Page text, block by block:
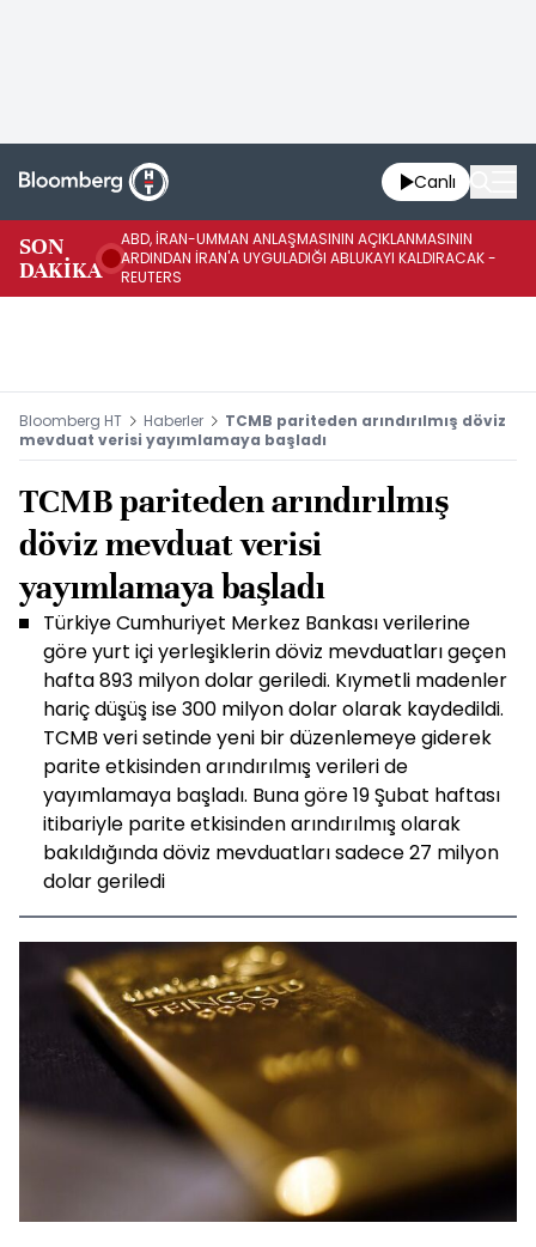
Canlı
SON
DAKİKA
ABD, İRAN-UMMAN ANLAŞMASININ AÇIKLANMASININ
ARDINDAN İRAN'A UYGULADIĞI ABLUKAYI KALDIRACAK -
REUTERS
Bloomberg HT Haberler
TCMB pariteden arındırılmış döviz
mevduat verisi yayımlamaya başladı
TCMB pariteden arındırılmış
döviz mevduat verisi
yayımlamaya başladı
Türkiye Cumhuriyet Merkez Bankası verilerine
göre yurt içi yerleşiklerin döviz mevduatları geçen
hafta 893 milyon dolar geriledi. Kıymetli madenler
hariç düşüş ise 300 milyon dolar olarak kaydedildi.
TCMB veri setinde yeni bir düzenlemeye giderek
parite etkisinden arındırılmış verileri de
yayımlamaya başladı. Buna göre 19 Şubat haftası
itibariyle parite etkisinden arındırılmış olarak
bakıldığında döviz mevduatları sadece 27 milyon
dolar geriledi